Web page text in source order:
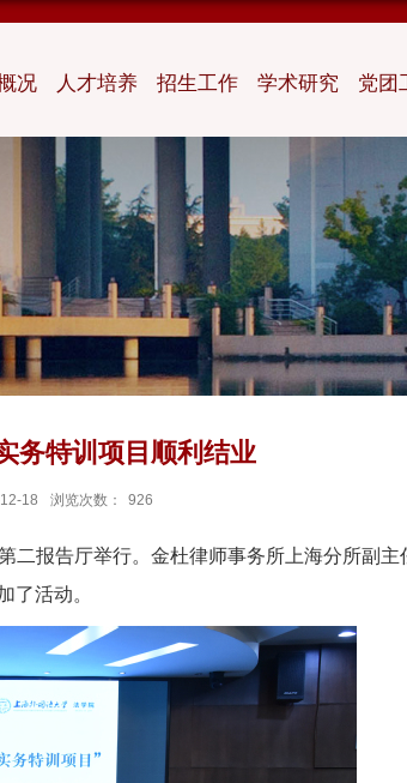
况 人才培养 招生工作 学术研究 党团
务特训项目顺利结业
18 浏览次数： 926
二报告厅举行。金杜律师事务所上海分所副
了活动。